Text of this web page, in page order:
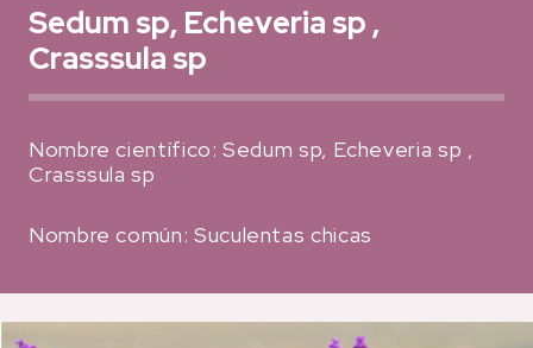
Sedum sp, Echeveria sp ,
Crasssula sp
Nombre científico: Sedum sp, Echeveria sp ,
Crasssula sp
Nombre común: Suculentas chicas